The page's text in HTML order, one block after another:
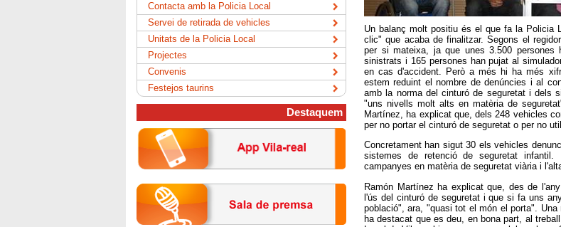
Un balanç molt positiu és el que fa la Policia
clic" que acaba de finalitzar. Segons el
per si mateixa, ja que unes 3.500
sinistrats i 165 persones han pujat al
en cas d'accident. Però a més hi ha més
estem reduint el nombre de denúncies i al
amb la norma del cinturó de seguretat i dels
"uns nivells molt alts en matèria de
Martínez, ha explicat que, dels 248 vehicles
per no portar el cinturó de seguretat o per no
Concretament han sigut 30 els vehicles
sistemes de retenció de seguretat
campanyes en matèria de seguretat viària i
Ramón Martínez ha explicat que, des de
l'ús del cinturó de seguretat i que si fa uns
població", ara, "quasi tot el món el porta". Una
ha destacat que es deu, en bona part, al
Contacta amb la Policia Local
Servei de retirada de vehicles
Unitats de la Policia Local
Projectes
Convenis
Festejos taurins
Destaquem